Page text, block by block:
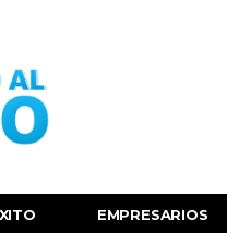
EMPRESARIOS